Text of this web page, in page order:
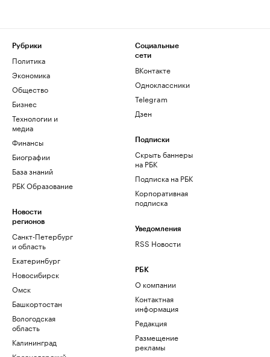
Рубрики
Политика
Экономика
Общество
Бизнес
Технологии и
медиа
Финансы
Биографии
База знаний
РБК Образование
Новости
регионов
Санкт-Петербург
и область
Екатеринбург
Новосибирск
Омск
Башкортостан
Вологодская
область
Калининград
Социальные
сети
ВКонтакте
Одноклассники
Telegram
Дзен
Подписки
Скрыть баннеры
на РБК
Подписка на РБК
Корпоративная
подписка
Уведомления
RSS Новости
РБК
О компании
Контактная
информация
Редакция
Размещение
рекламы